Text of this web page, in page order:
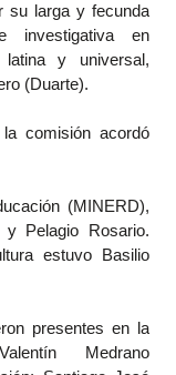
su larga y fecunda
investigativa en
y universal,
(Duarte).
comisión acordó
(MINERD),
y Pelagio Rosario.
estuvo Basilio
presentes en la
Medrano